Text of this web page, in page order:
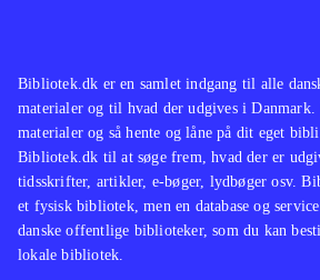
Bibliotek.dk er en samlet indgang til alle
materialer og til hvad der udgives i
materialer og så hente og låne på dit eget
Bibliotek.dk til at søge frem, hvad der er
tidsskrifter, artikler, e-bøger, lydbøger osv.
et fysisk bibliotek, men en database og
danske offentlige biblioteker, som du kan
lokale bibliotek.